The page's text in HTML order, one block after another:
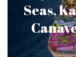
Seas,